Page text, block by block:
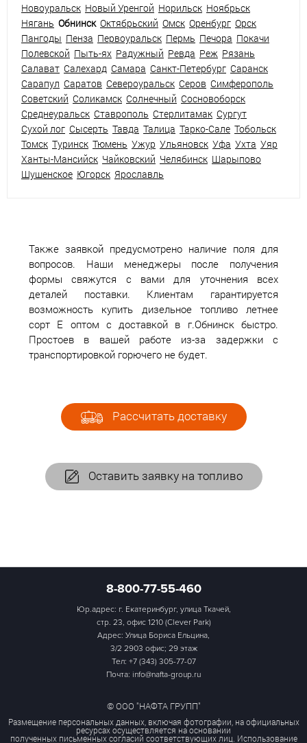
Новоуральск Новый Уренгой Норильск Ноябрьск
Нягань Обнинск Октябрьский Омск Оренбург Орск
Пангоды Пенза Первоуральск Пермь Печора Покачи
Полевской Пыть-ях Радужный Ревда Реж Рязань
Салават Салехард Самара Санкт-Петербург Саранск
Сарапул Саратов Североуральск Серов Симферополь
Советский Соликамск Солнечный Сосновоборск
Среднеуральск Ставрополь Стерлитамак Сургут
Сухой лог Сысерть Тавда Талица Тарко-Сале Тобольск
Томск Туринск Тюмень Ужур Ульяновск Уфа Ухта Уяр
Ханты-Мансийск Чайковский Челябинск Шарыпово
Шушенское Югорск Ярославль
Также заявкой предусмотрено наличие поля для
вопросов. Наши менеджеры после получения
формы свяжутся с вами для уточнения всех
деталей поставки. Клиентам гарантируется
возможность купить дизельное топливо летнее
сорт Е оптом с доставкой в г.Обнинск быстро.
Простоев в вашей работе из-за задержки с
транспортировкой горючего не будет.
Рассчитать доставку
Оставить заявку на топливо
8-800-77-55-460
Юр.адрес: г. Екатеринбург, улица Ткачей,
стр. 23, офис 1210 (Clever Park)
Адрес: Улица Бориса Ельцина,
3/2 2903 офис; 29 этаж
Тел: +7 (343) 305-77-07
Почта: info@nafta-group.ru
© ООО "НАФТА ГРУПП"
Размещение персональных данных, включая фотографии, на официальных
ресурсах осуществляется на основании
полученных письменных согласий соответствующих лиц. Использование